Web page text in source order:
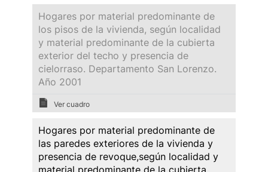
Hogares por material predominante de
los pisos de la vivienda, según localidad
y material predominante de la cubierta
exterior del techo y presencia de
cielorraso. Departamento San Lorenzo.
Año 2001
Ver cuadro
Hogares por material predominante de
las paredes exteriores de la vivienda y
presencia de revoque,según localidad y
material predominante de la cubierta